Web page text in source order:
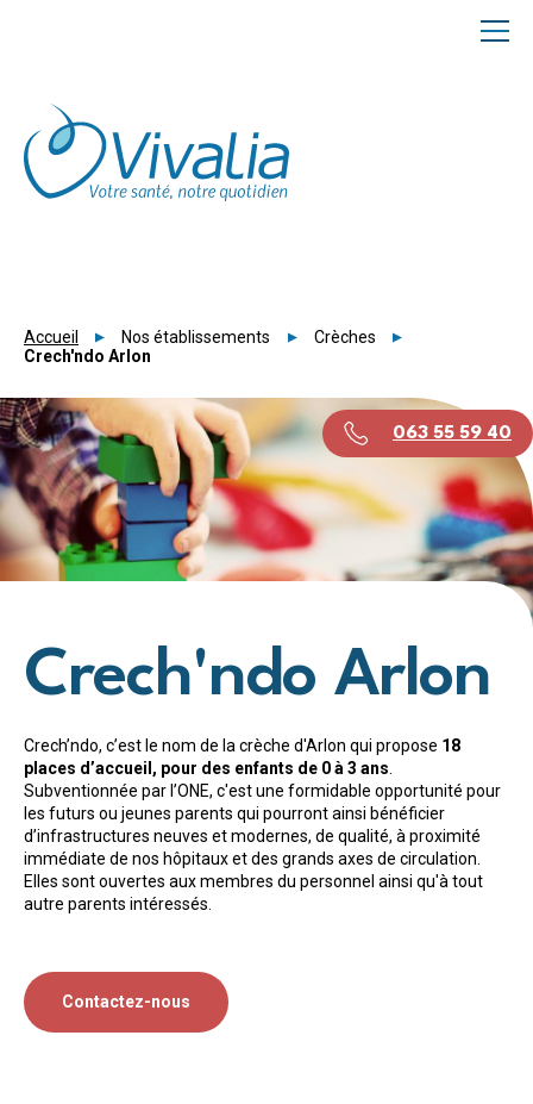
Accueil Nos établissements
Crèches
Crech'ndo Arlon
063 55 59 40
Crech'ndo Arlon
Crech’ndo, c’est le nom de la crèche d'Arlon qui propose 18
places d’accueil, pour des enfants de 0 à 3 ans.
Subventionnée par l’ONE, c'est une formidable opportunité pour
les futurs ou jeunes parents qui pourront ainsi bénéficier
d’infrastructures neuves et modernes, de qualité, à proximité
immédiate de nos hôpitaux et des grands axes de circulation.
Elles sont ouvertes aux membres du personnel ainsi qu'à tout
autre parents intéressés.
Contactez-nous